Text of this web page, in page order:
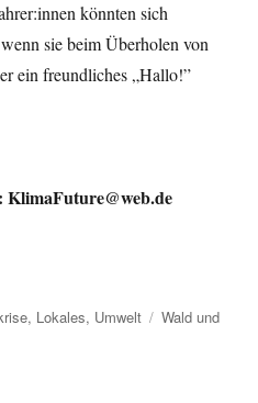
könnten sich
sie beim Überholen von
ein freundliches „Hallo!”
, Lokales, Umwelt Schlagwörter
Wald und